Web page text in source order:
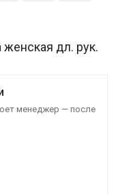
дл. рук.
менеджер — после